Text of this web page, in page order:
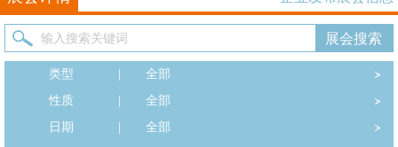
类型
全部
性质
全部
日期
全部